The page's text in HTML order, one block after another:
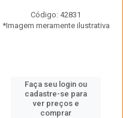
Código: 42831
*Imagem meramente ilustrativa
Faça seu login ou
cadastre-se para
ver preços e
comprar